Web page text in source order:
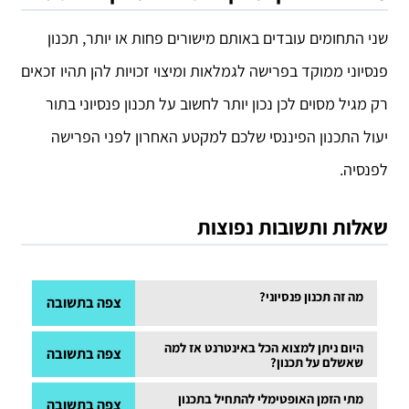
שני התחומים עובדים באותם מישורים פחות או יותר, תכנון
פנסיוני ממוקד בפרישה לגמלאות ומיצוי זכויות להן תהיו זכאים
רק מגיל מסוים לכן נכון יותר לחשוב על תכנון פנסיוני בתור
יעול התכנון הפיננסי שלכם למקטע האחרון לפני הפרישה
לפנסיה.
שאלות ותשובות נפוצות
מה זה תכנון פנסיוני? צפה בתשובה
תהליך שמבצעים עם מתכנן פנסיוני מורשה כדי להתאים
בין ההכנסות של משק הבית למציאות החדשה בימי
היום ניתן למצוא הכל באינטרנט אז למה
שאשלם על תכנון?
צפה בתשובה
לא כל המידע שניתן למצוא באינטרנט מאומת או מתאים
מתי הזמן האופטימלי להתחיל בתכנון
צפה בתשובה